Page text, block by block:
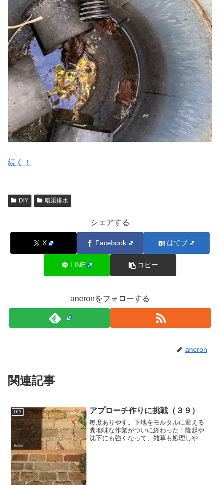
続く！
DIY 暗渠排水
シェアする
X Facebook はてブ
LINE コピー
aneronをフォローする
aneron
関連記事
DIY アプローチ作りに挑戦（３９）
毎度ありやす。下地をモルタルに変える
糞地味な作業がついに終わった！隆起や
沈下にも強くなって、雑草も処理しやす